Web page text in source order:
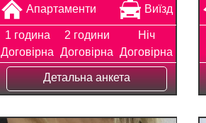
Апартаменти Виїзд
1 година
Договірна
2 години
Договірна
Ніч
Договірна
Детальна анкета